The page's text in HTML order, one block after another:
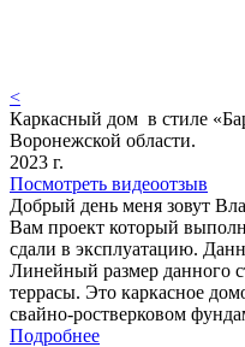
<
Каркасный дом в стиле
Воронежской области.
2023 г.
Посмотреть видеоотзыв
Добрый день меня зовут
Вам проект который
сдали в эксплуатацию.
Линейный размер данного
террасы. Это каркасное
свайно-ростверковом
Подробнее